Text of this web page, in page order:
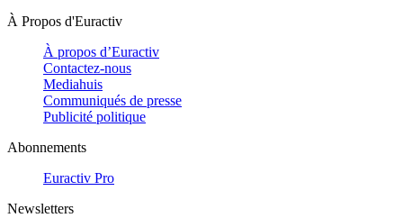
À Propos d'Euractiv
À propos d’Euractiv
Contactez-nous
Mediahuis
Communiqués de presse
Publicité politique
Abonnements
Euractiv Pro
Newsletters